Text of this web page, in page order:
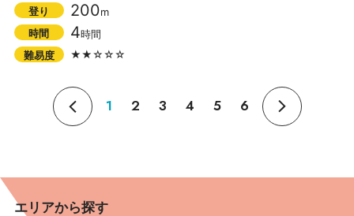
登り
200m
時間
4時間
難易度
★★☆☆☆
1 2 3 4 5 6
エリアから探す